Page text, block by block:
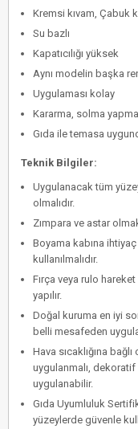
Kremsi kıvam, Çabuk
Su bazlı
Kapatıcılığı yüksek
Aynı modelin başka
Uygulaması kolay
Kararma, solma
Gıda ile temasa
Teknik Bilgiler:
Uygulanacak tüm
olmalıdır.
Zımpara ve astar
Boyama kabına
kullanılmalıdır.
Fırça veya rulo
yapılır.
Doğal kuruma en iyi
belli mesafeden
Hava sıcaklığına
uygulanmalı, dekoratif
uygulanabilir.
Gıda Uyumluluk
yüzeylerde güvenle